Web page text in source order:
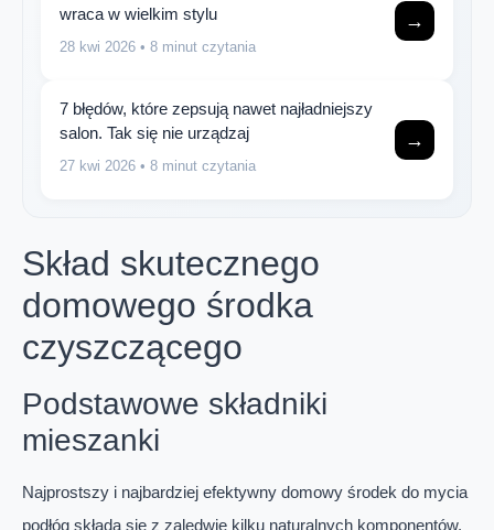
wraca w wielkim stylu
28 kwi 2026 • 8 minut czytania
→
7 błędów, które zepsują nawet najładniejszy
salon. Tak się nie urządzaj
27 kwi 2026 • 8 minut czytania
→
Skład skutecznego
domowego środka
czyszczącego
Podstawowe składniki
mieszanki
Najprostszy i najbardziej efektywny domowy środek do mycia
podłóg składa się z zaledwie kilku naturalnych komponentów.